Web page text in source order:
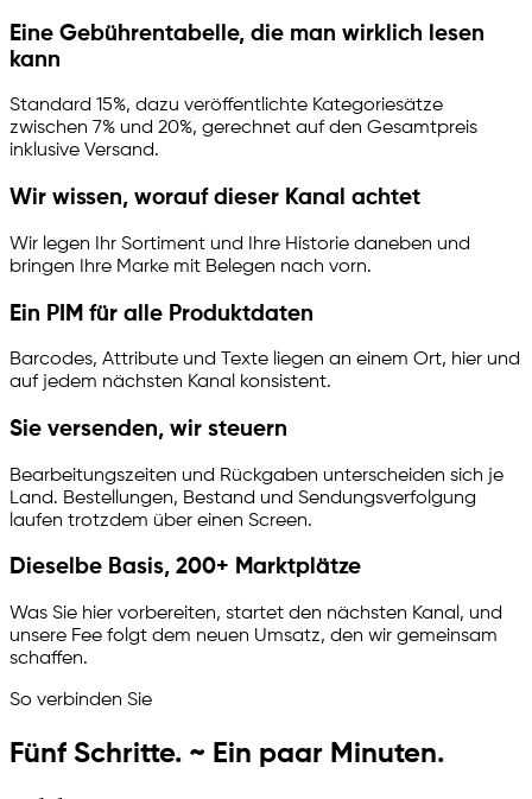
Eine Gebührentabelle, die man wirklich lesen
kann
Standard 15%, dazu veröffentlichte Kategoriesätze
zwischen 7% und 20%, gerechnet auf den Gesamtpreis
inklusive Versand.
Wir wissen, worauf dieser Kanal achtet
Wir legen Ihr Sortiment und Ihre Historie daneben und
bringen Ihre Marke mit Belegen nach vorn.
Ein PIM für alle Produktdaten
Barcodes, Attribute und Texte liegen an einem Ort, hier und
auf jedem nächsten Kanal konsistent.
Sie versenden, wir steuern
Bearbeitungszeiten und Rückgaben unterscheiden sich je
Land. Bestellungen, Bestand und Sendungsverfolgung
laufen trotzdem über einen Screen.
Dieselbe Basis, 200+ Marktplätze
Was Sie hier vorbereiten, startet den nächsten Kanal, und
unsere Fee folgt dem neuen Umsatz, den wir gemeinsam
schaffen.
So verbinden Sie
Fünf Schritte. ~ Ein paar Minuten.